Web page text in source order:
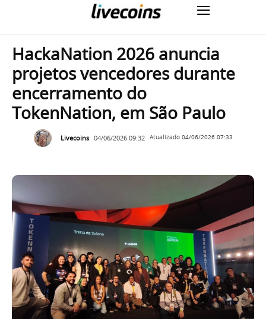
HackaNation 2026 anuncia
projetos vencedores durante
encerramento do
TokenNation, em São Paulo
Livecoins 04/06/2026 09:32 Atualizado 04/06/2026 07:33